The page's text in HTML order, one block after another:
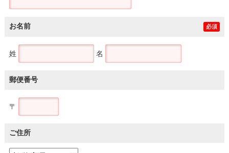
お名前 必須
姓 名
郵便番号
〒
ご住所